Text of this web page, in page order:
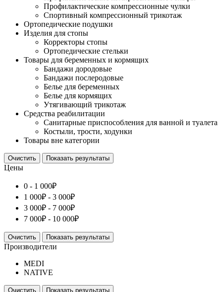
Профилактические компрессионные чулки
Спортивный компрессионный трикотаж
Ортопедические подушки
Изделия для стопы
Корректоры стопы
Ортопедические стельки
Товары для беременных и кормящих
Бандажи дородовые
Бандажи послеродовые
Белье для беременных
Белье для кормящих
Утягивающий трикотаж
Средства реабилитации
Cанитарные приспособления для ванной и туалета
Костыли, трости, ходунки
Товары вне категории
Очистить Показать результаты
Цены
0 - 1 000₽
1 000₽ - 3 000₽
3 000₽ - 7 000₽
7 000₽ - 10 000₽
Очистить Показать результаты
Производители
MEDI
NATIVE
Очистить Показать результаты